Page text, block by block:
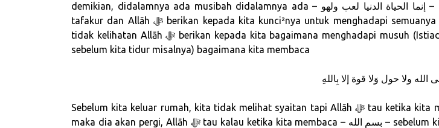
demikian, didalamnya ada musibah didalamnya ada – إنما الحياة الدنيا لعب ولهو – didalamnya ada
tafakur dan Allāh ﷻ berikan kepada kita kunci²nya untuk menghadapi semuanya ini, musuh yang
tidak kelihatan Allāh ﷻ berikan kepada kita bagaimana menghadapi musuh (Istiadah, Ruqiyah diri
sebelum kita tidur misalnya) bagaimana kita membaca
ولا حول وَلا قوة إلا بِاللهِ
Sebelum kita keluar rumah, kita tidak melihat syaitan tapi Allāh ﷻ tau ketika kita membaca doa ini
maka dia akan pergi, Allāh ﷻ tau kalau ketika kita membaca – بسم الله – sebelum kita masuk kamar